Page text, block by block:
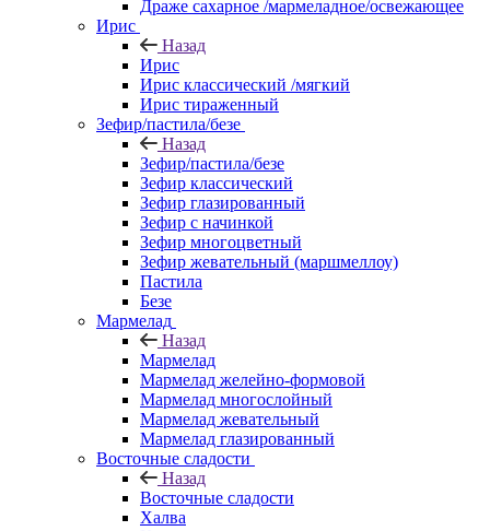
Драже сахарное /мармеладное/освежающее
Ирис
Назад
Ирис
Ирис классический /мягкий
Ирис тираженный
Зефир/пастила/безе
Назад
Зефир/пастила/безе
Зефир классический
Зефир глазированный
Зефир с начинкой
Зефир многоцветный
Зефир жевательный (маршмеллоу)
Пастила
Безе
Мармелад
Назад
Мармелад
Мармелад желейно-формовой
Мармелад многослойный
Мармелад жевательный
Мармелад глазированный
Восточные сладости
Назад
Восточные сладости
Халва